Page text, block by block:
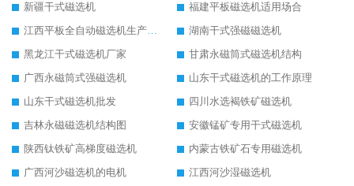
新疆干式磁选机
福建平板磁选机适用场合
江西平板全自动磁选机生产厂家
湖南干式强磁磁选机
黑龙江干式磁选机厂家
甘肃永磁筒式磁选机结构
广西永磁筒式强磁选机
山东干式磁选机的工作原理
山东干式磁选机批发
四川水选褐铁矿磁选机
吉林永磁磁选机结构图
安徽锰矿专用干式磁选机
陕西钛铁矿高梯度磁选机
内蒙古铁矿石专用磁选机
广西河沙磁选机的电机
江西河沙湿磁选机